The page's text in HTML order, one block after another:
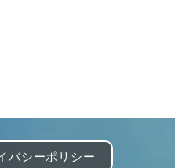
バシーポリシー